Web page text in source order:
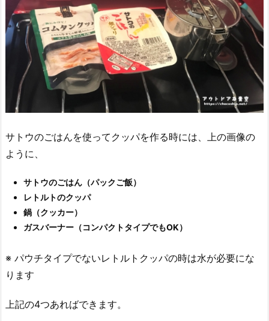
サトウのごはんを使ってクッパを作る時には、上の画像の
ように、
サトウのごはん（パックご飯）
レトルトのクッパ
鍋（クッカー）
ガスバーナー（コンパクトタイプでもOK）
※ パウチタイプでないレトルトクッパの時は水が必要にな
ります
上記の4つあればできます。